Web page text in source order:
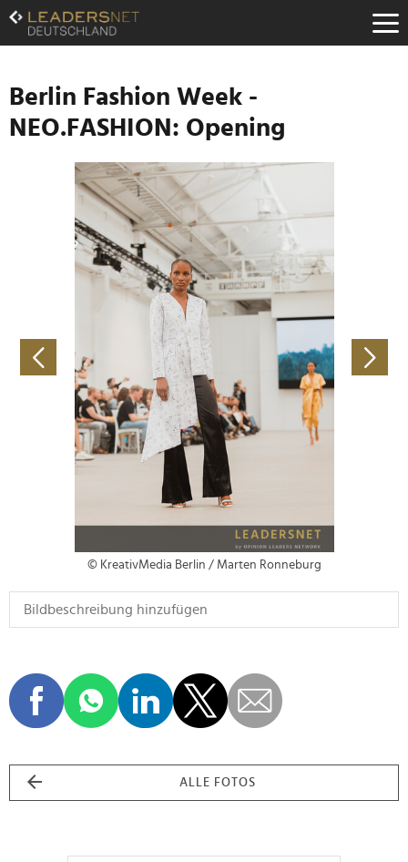
Zum
Inhalt
Zur
Navigation
Zur
Hauptnavigation
Berlin Fashion Week -
NEO.FASHION: Opening
© KreativMedia Berlin / Marten Ronneburg
ALLE FOTOS